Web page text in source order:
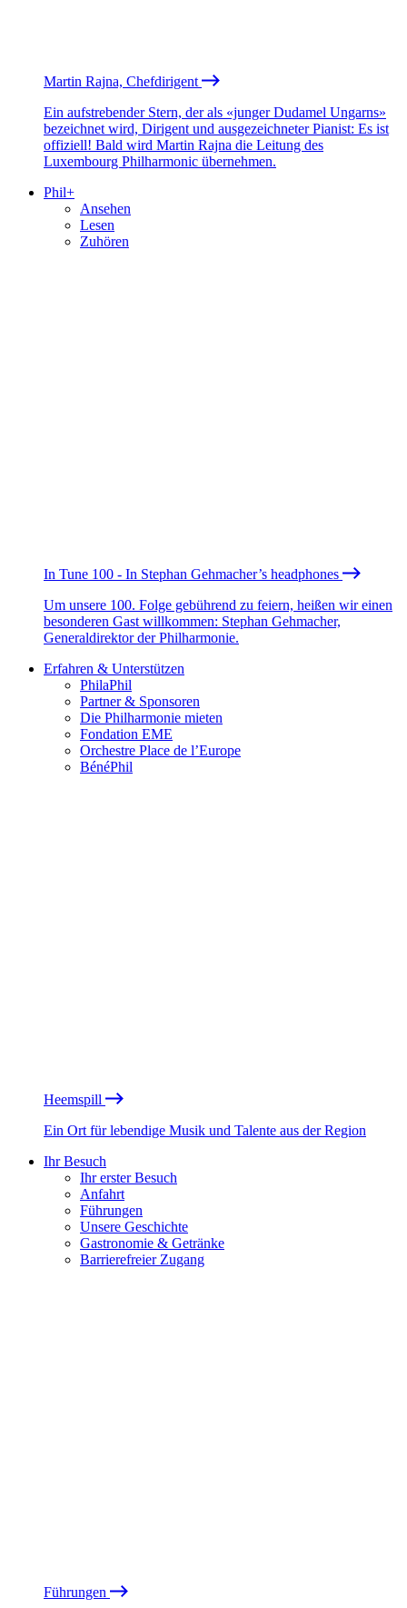
Martin Rajna, Chefdirigent
Ein aufstrebender Stern, der als «junger Dudamel Ungarns»
bezeichnet wird, Dirigent und ausgezeichneter Pianist: Es ist
offiziell! Bald wird Martin Rajna die Leitung des
Luxembourg Philharmonic übernehmen.
Phil+
Ansehen
Lesen
Zuhören
In Tune 100 - In Stephan Gehmacher’s headphones
Um unsere 100. Folge gebührend zu feiern, heißen wir einen
besonderen Gast willkommen: Stephan Gehmacher,
Generaldirektor der Philharmonie.
Erfahren & Unterstützen
PhilaPhil
Partner & Sponsoren
Die Philharmonie mieten
Fondation EME
Orchestre Place de l’Europe
BénéPhil
Heemspill
Ein Ort für lebendige Musik und Talente aus der Region
Ihr Besuch
Ihr erster Besuch
Anfahrt
Führungen
Unsere Geschichte
Gastronomie & Getränke
Barrierefreier Zugang
Führungen